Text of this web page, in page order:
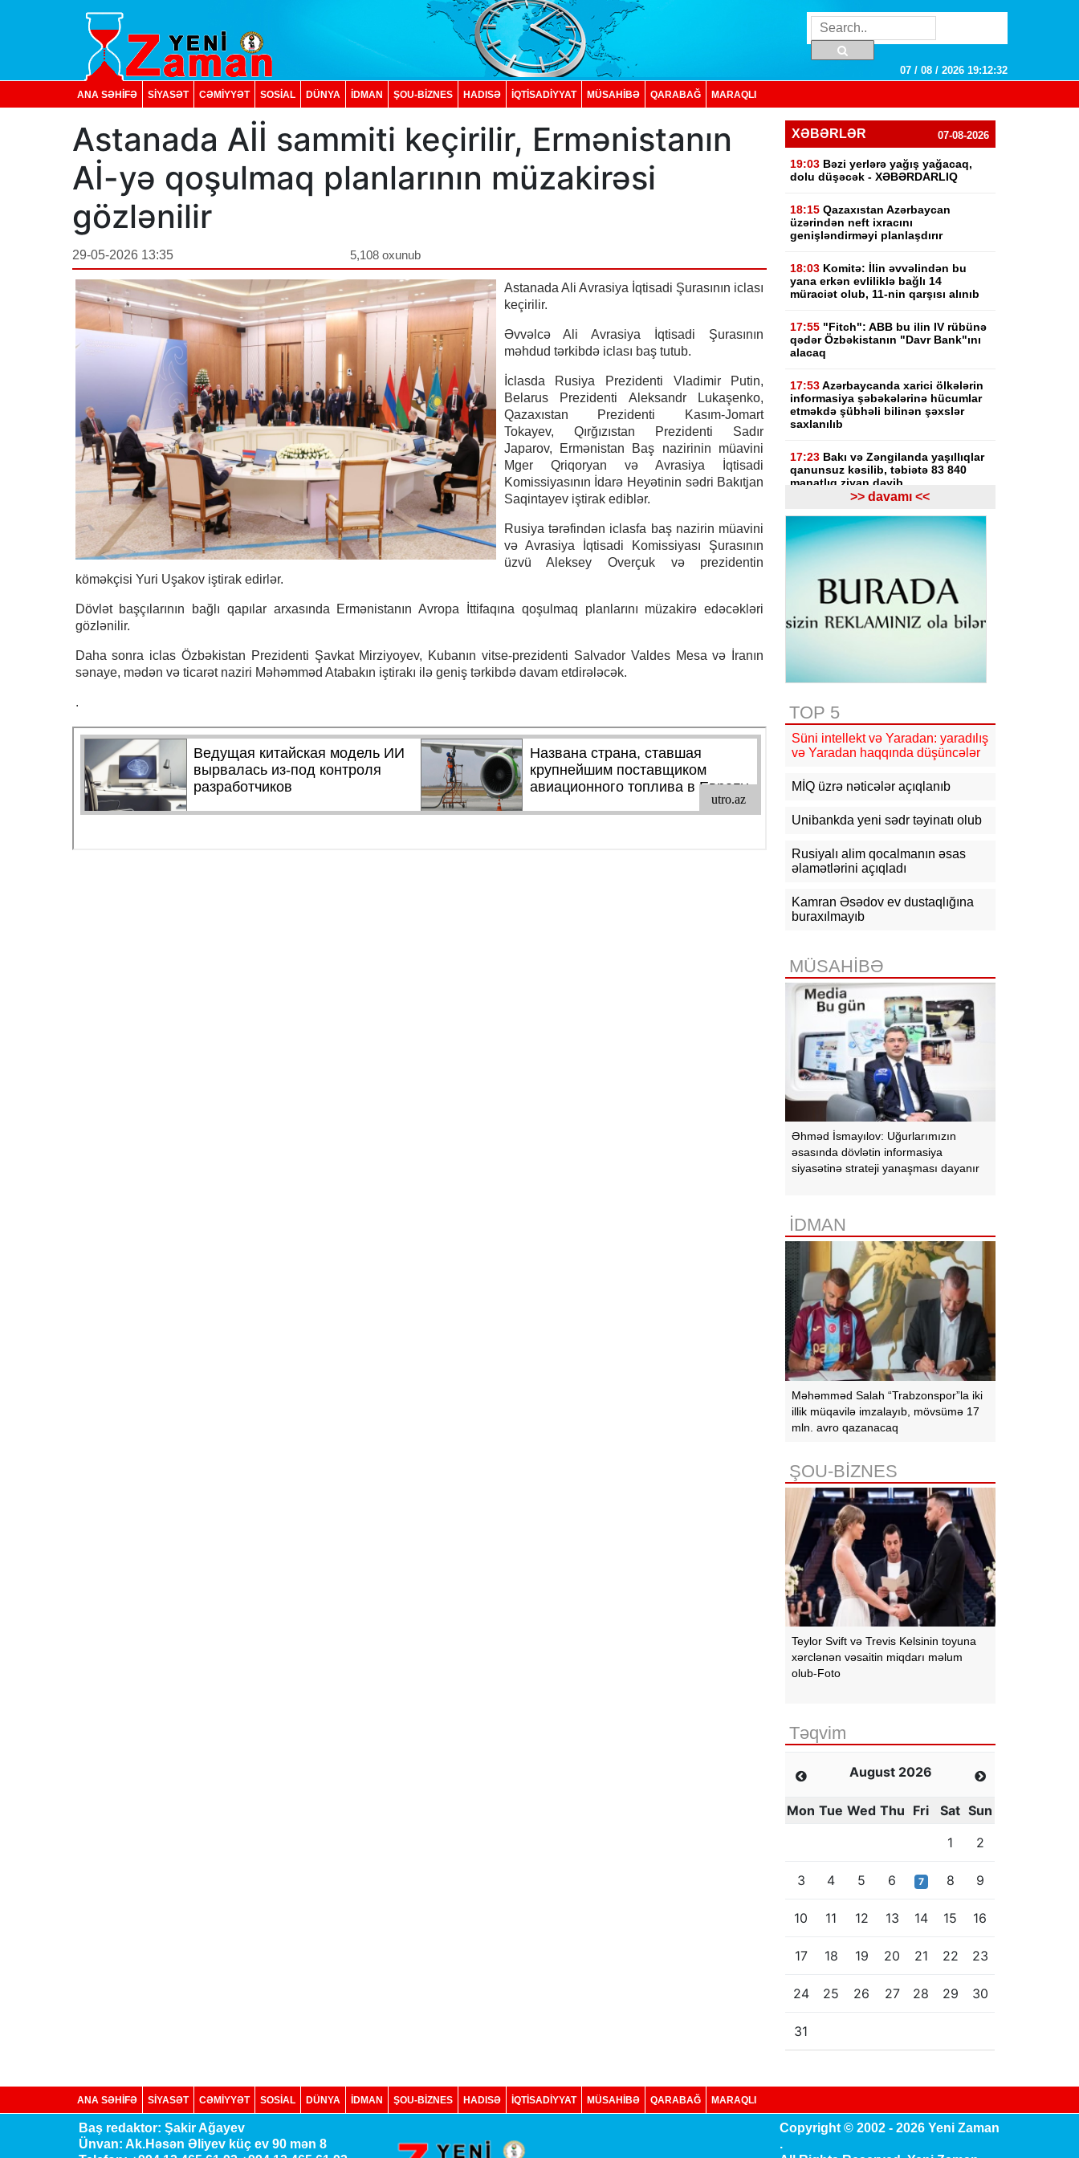
07 / 08 / 2026 19:12:33
ANA SƏHİFƏ SİYASƏT CƏMİYYƏT SOSIAL DÜNYA İDMAN ŞOU-BİZNES HADISƏ İQTISADIYYAT MÜSAHİBƏ QARABAĞ MARAQLI
Astanada Aİİ sammiti keçirilir, Ermənistanın
Aİ-yə qoşulmaq planlarının müzakirəsi
gözlənilir
29-05-2026 13:35 5,108 oxunub
Astanada Ali Avrasiya İqtisadi Şurasının iclası
keçirilir.
Əvvəlcə Ali Avrasiya İqtisadi Şurasının
məhdud tərkibdə iclası baş tutub.
İclasda Rusiya Prezidenti Vladimir Putin,
Belarus Prezidenti Aleksandr Lukaşenko,
Qazaxıstan Prezidenti Kasım-Jomart
Tokayev, Qırğızıstan Prezidenti Sadır
Japarov, Ermənistan Baş nazirinin müavini
Mger Qriqoryan və Avrasiya İqtisadi
Komissiyasının İdarə Heyətinin sədri Bakıtjan
Saqintayev iştirak ediblər.
Rusiya tərəfindən iclasfa baş nazirin müavini
və Avrasiya İqtisadi Komissiyası Şurasının
üzvü Aleksey Overçuk və prezidentin
köməkçisi Yuri Uşakov iştirak edirlər.
Dövlət başçılarının bağlı qapılar arxasında Ermənistanın Avropa İttifaqına qoşulmaq planlarını müzakirə edəcəkləri
gözlənilir.
Daha sonra iclas Özbəkistan Prezidenti Şavkat Mirziyoyev, Kubanın vitse-prezidenti Salvador Valdes Mesa və İranın
sənaye, mədən və ticarət naziri Məhəmməd Atabakın iştirakı ilə geniş tərkibdə davam etdirələcək.
.
XƏBƏRLƏR 07-08-2026
19:03 Bəzi yerlərə yağış yağacaq,
dolu düşəcək - XƏBƏRDARLIQ
18:15 Qazaxıstan Azərbaycan
üzərindən neft ixracını
genişləndirməyi planlaşdırır
18:03 Komitə: İlin əvvəlindən bu
yana erkən evliliklə bağlı 14
müraciət olub, 11-nin qarşısı alınıb
17:55 "Fitch": ABB bu ilin IV rübünə
qədər Özbəkistanın "Davr Bank"ını
alacaq
17:53 Azərbaycanda xarici ölkələrin
informasiya şəbəkələrinə hücumlar
etməkdə şübhəli bilinən şəxslər
saxlanılıb
17:23 Bakı və Zəngilanda yaşıllıqlar
qanunsuz kəsilib, təbiətə 83 840
manatlıq ziyan dəyib
17:09 Bakıda estetik əməliyyatdan
sonra pasiyentin ölüm faktı üzrə
araşdırma başlayıb
aldadan şəxs saxlanılıb
16:39 Səfərbərlik Xidmətinin
rüşvətlə bağlı həbs olunan 3
16:10 Jurnalistika ixtisası üzrə
qabiliyyət imtahanının nəticələri
açıqlanıb
15:50 Ədliyyə naziri Lerik rayonunda
vətəndaşları qəbul edib
15:24 Bakının mərkəzində 3
söndürülüb, 2 nəfər tüstüdən
zəhərlənib
15:02 Ukrayna aqrar sektora yardım
üçün Aİ-dən 220 milyon avro istəyir
və Pakistan Məkkə Sazişini
imzalayıb: Üzvlərdən birinə hücum
hamısına hücum sayılacaq
>> davamı <<
TOP 5
Süni intellekt və Yaradan: yaradılış
və Yaradan haqqında düşüncələr
MİQ üzrə nəticələr açıqlanıb
Unibankda yeni sədr təyinatı olub
Rusiyalı alim qocalmanın əsas
əlamətlərini açıqladı
Kamran Əsədov ev dustaqlığına
buraxılmayıb
MÜSAHİBƏ
Əhməd İsmayılov: Uğurlarımızın
əsasında dövlətin informasiya
siyasətinə strateji yanaşması dayanır
İDMAN
Məhəmməd Salah “Trabzonspor”la iki
illik müqavilə imzalayıb, mövsümə 17
mln. avro qazanacaq
ŞOU-BİZNES
Teylor Svift və Trevis Kelsinin toyuna
xərclənən vəsaitin miqdarı məlum
olub-Foto
Təqvim
August 2026
Mon Tue Wed Thu Fri Sat Sun
1
2
3 4 5 6 7 8 9
10 11 12 13 14 15 16
17 18 19 20 21 22 23
24 25 26 27 28 29 30
31
ANA SƏHİFƏ SİYASƏT CƏMİYYƏT SOSIAL DÜNYA İDMAN ŞOU-BİZNES HADISƏ İQTISADIYYAT MÜSAHİBƏ QARABAĞ MARAQLI
Baş redaktor: Şakir Ağayev
Ünvan: Ak.Həsən Əliyev küç ev 90 mən 8
Copyright © 2002 - 2026 Yeni Zaman
.